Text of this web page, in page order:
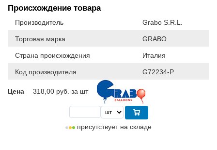
Происхождение товара
Производитель Grabo S.R.L.
Торговая марка GRABO
Страна происхождения Италия
Код производителя G72234-P
Цена 318,00 руб. за шт
присутствует на складе